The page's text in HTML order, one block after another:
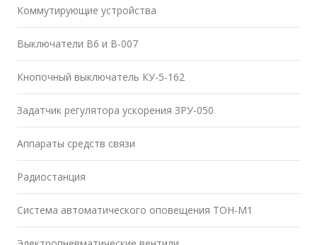
Коммутирующие устройства
Выключатели В6 и В-007
Кнопочный выключатель КУ-5-162
Задатчик регулятора ускорения ЗРУ-050
Аппараты средств связи
Радиостанция
Система автоматического оповещения ТОН-М1